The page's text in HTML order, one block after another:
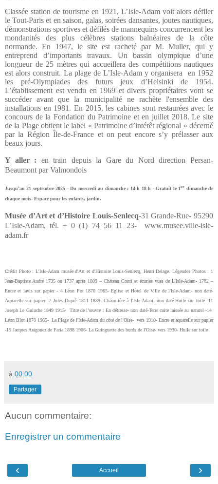
Classée station de tourisme en 1921, L’Isle-Adam voit alors défiler
le Tout-Paris et en saison, galas, soirées dansantes, joutes nautiques,
démonstrations sportives et défilés de mannequins concurrencent les
mondanités des plus célèbres stations balnéaires de la côte
normande. En 1947, le site est racheté par M. Muller, qui y
entreprend d’importants travaux. Un bassin olympique d’une
longueur de 25 mètres qui accueillera des compétitions nautiques
est alors construit. La plage de L’Isle-Adam y organisera
en 1952
les pré-Olympiades des futurs jeux d’Helsinki de 1954.
L’établissement est vendu en 1969 et divers propriétaires vont se
succéder avant que la municipalité ne rachète l'ensemble des
installations en 1981. En 2015, les cabines sont restaurées avec le
concours de la Fondation du Patrimoine et en juillet 2018. Le site
de la Plage obtient le label « Patrimoine d’intérêt régional » décerné
par la Région Île-de-France et on peut encore s’y prélasser aux
beaux jours.
Y aller : en train depuis la Gare du Nord direction Persan-
Beaumont par Valmondois
Jusqu’au 21 septembre 2025 - Du mercredi au dimanche : 14 h 18 h - Gratuit le 1er dimanche de
chaque mois- Espace pour les enfants, jardin.
Musée d’Art et d’Histoire Louis-Senlecq-31 Grande-Rue- 95290
L’Isle-Adam, tél. + 0 (1) 74 56 11 23-
www.musee.ville-isle-
adam.fr
Crédit Photo : L'Isle-Adam musée d'Art et d'Histoire Louis-Senlecq, Henri Delage. Légendes Photos : 1
Jean-Baptiste André 1735 ou 1737 après 1809 – Château Conti et écuries vues de L’Isle-Adam- 1782 –
Encre et lavis sur papier - 4 Léon Fot 1870 1965- Eglise et Hôtel de Ville de l'Isle-Adam- non daté-
Aquarelle sur papier -7 Jules Dupré 1811 1889- Chaumière à l'Isle-Adam- non daté-Huile sur toile -11
Joseph Le Guluche 1849 1915-
Titre de l’œuvre : En détresse- non daté-Terre cuite laissée au naturel -14
Léon Blot 1870 1965- La Plage de l'Isle-Adam du côté de l'Oise- vers 1910- Encre et aquarelle sur papier
-15 Jacques Aragonez de Faria 1898 1906- La Guinguette des bords de l'Oise- vers 1930- Huile sur toile
à 00:00
Partager
Aucun commentaire:
Enregistrer un commentaire
‹ ›
Accueil